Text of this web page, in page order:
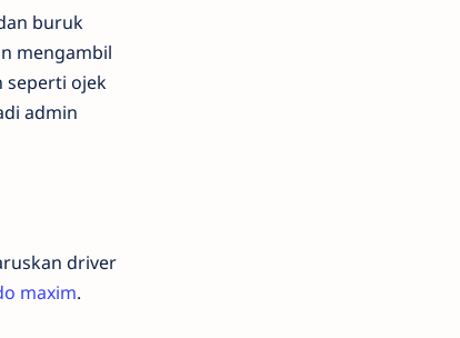
buruk
mengambil
seperti ojek
admin
driver
maxim.